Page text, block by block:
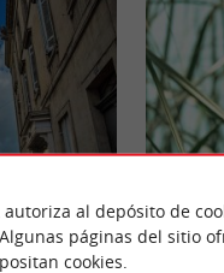
que debe
Marais des
al depósito de
. Algunas páginas del sitio
cookies.